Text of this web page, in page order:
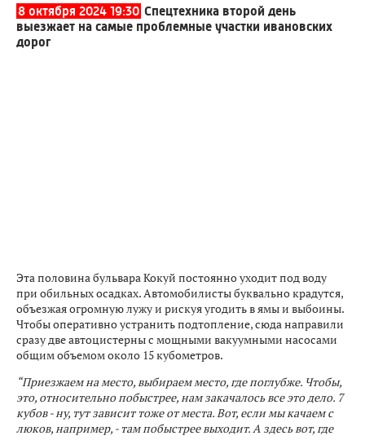
8 октября 2024 19:30 Спецтехника второй день
выезжает на самые проблемные участки ивановских
дорог
Эта половина бульвара Кокуй постоянно уходит под воду
при обильных осадках. Автомобилисты буквально крадутся,
объезжая огромную лужу и рискуя угодить в ямы и выбоины.
Чтобы оперативно устранить подтопление, сюда направили
сразу две автоцистерны с мощными вакуумными насосами
общим объемом около 15 кубометров.
“Приезжаем на место, выбираем место, где поглубже. Чтобы,
это, относительно побыстрее, нам закачалось все это дело. 7
кубов - ну, тут зависит тоже от места. Вот, если мы качаем с
люков, например, - там побыстрее выходит. А здесь вот, где